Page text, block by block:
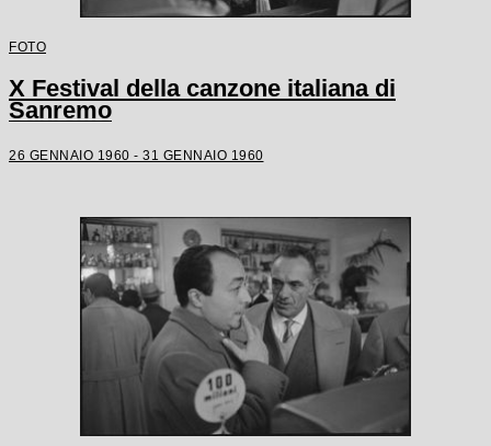
FOTO
X Festival della canzone italiana di
Sanremo
26 GENNAIO 1960 - 31 GENNAIO 1960